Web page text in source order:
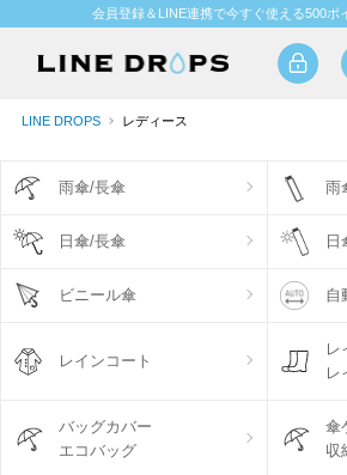
会員登録＆LINE連携で今すぐ使える500ポ
LINE DROPS レディース
雨傘/長傘 雨
日傘/長傘 日
ビニール傘 自
レインコート
レ
レ
バッグカバー
エコバッグ
傘
収